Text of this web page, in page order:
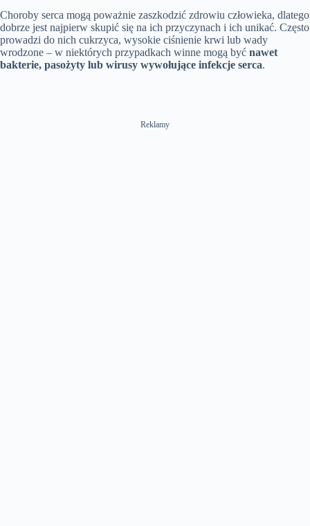
Choroby serca mogą poważnie zaszkodzić zdrowiu człowieka, dlatego
dobrze jest najpierw skupić się na ich przyczynach i ich unikać. Często
prowadzi do nich cukrzyca, wysokie ciśnienie krwi lub wady
wrodzone – w niektórych przypadkach winne mogą być nawet
bakterie, pasożyty lub wirusy wywołujące infekcje serca.
Reklamy